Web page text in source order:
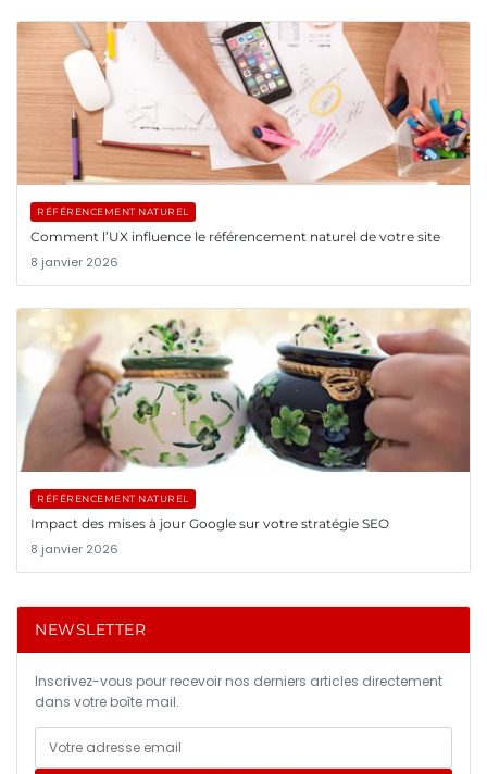
RÉFÉRENCEMENT NATUREL
Comment l’UX influence le référencement naturel de votre site
8 janvier 2026
RÉFÉRENCEMENT NATUREL
Impact des mises à jour Google sur votre stratégie SEO
8 janvier 2026
NEWSLETTER
Inscrivez-vous pour recevoir nos derniers articles directement
dans votre boîte mail.